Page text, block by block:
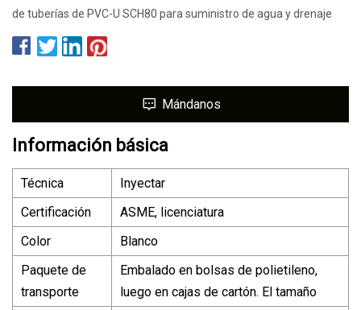
de tuberías de PVC-U SCH80 para suministro de agua y drenaje
Mándanos
Información básica
Técnica
Inyectar
Certificación
ASME, licenciatura
Color
Blanco
Paquete de
transporte
Embalado en bolsas de polietileno,
luego en cajas de cartón. El tamaño